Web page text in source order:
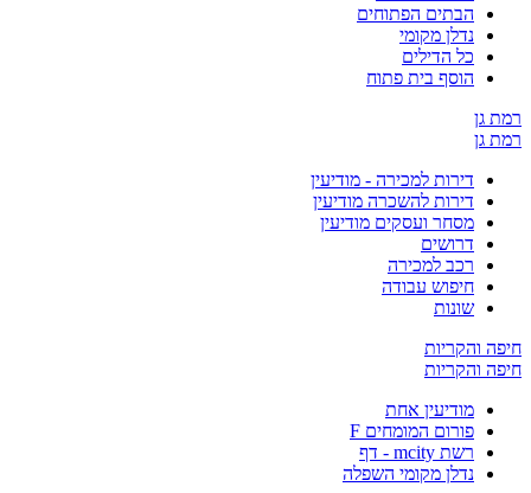
הבתים הפתוחים
נדלן מקומי
כל הדילים
הוסף בית פתוח
דירות למכירה - מודיעין
דירות להשכרה מודיעין
מסחר ועסקים מודיעין
דרושים
רכב למכירה
חיפוש עבודה
שונות
מודיעין אחת
פורום המומחים F
רשת mcity - דף
נדלן מקומי השפלה